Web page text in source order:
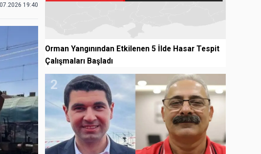
19:40
Orman Yangınından Etkilenen 5 İlde Hasar Tespit
Çalışmaları Başladı
2